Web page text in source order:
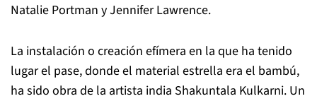
Natalie Portman y Jennifer Lawrence.
La instalación o creación efímera en la que ha tenido
lugar el pase, donde el material estrella era el bambú,
ha sido obra de la artista india Shakuntala Kulkarni. Un